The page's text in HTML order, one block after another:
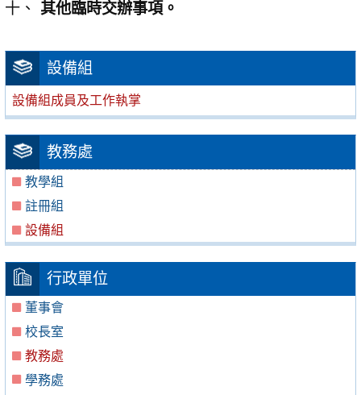
設備組
設備組成員及工作執掌
教務處
教學組
註冊組
設備組
行政單位
董事會
校長室
教務處
學務處
其他臨時交辦事項。